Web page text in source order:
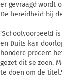
er gevraagd wordt
De bereidheid bij
'Schoolvoorbeeld
en Duits kan
honderd procent
gezet dit seizoen.
te doen om de titel.'